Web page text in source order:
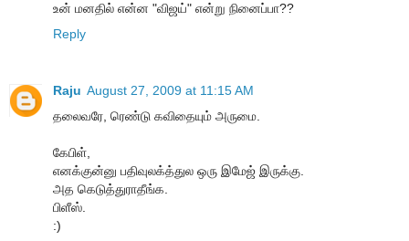
உன் மனதில் என்ன "விஜய்" என்று நினைப்பா??
Reply
Raju August 27, 2009 at 11:15 AM
தலைவரே, ரெண்டு கவிதையும் அருமை.
கேபிள்,
எனக்குன்னு பதிவுலக்த்துல ஒரு இமேஜ் இருக்கு.
அத கெடுத்துராதீங்க.
பிளீஸ்.
:)